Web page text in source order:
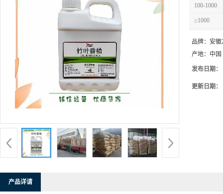
100-1000
≥1000
品牌： 安徽
产地： 中国
发布日期：
更新日期：
产品详请